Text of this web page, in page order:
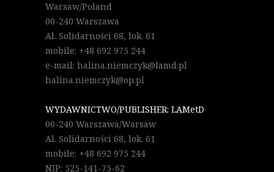
Warsaw/Poland
00-240 Warszawa
Al. Solidarności 68, lok. 61
mobile: +48 692 975 244
e-mail: halina.niemczyk@lamd.pl
halina.niemczyk@op.pl
WYDAWNICTWO/PUBLISHER: LAMetD
00-240 Warszawa/Warsaw
Al. Solidarności 68, lok. 61
mobile: +48 692 975 244
NIP: 525-141-75-62